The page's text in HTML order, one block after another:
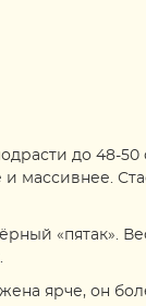
до 48-50
массивнее.
«пятак».
ярче, он